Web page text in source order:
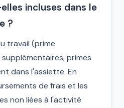
incluses dans le
?
travail (prime
primes
dans l'assiette. En
de frais et les
non liées à l'activité